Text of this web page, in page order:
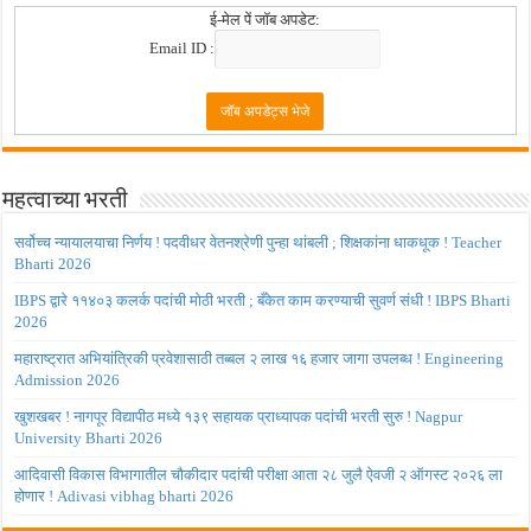
ई-मेल पें जॉब अपडेट:
Email ID :
महत्वाच्या भरती
सर्वोच्च न्यायालयाचा निर्णय ! पदवीधर वेतनश्रेणी पुन्हा थांबली ; शिक्षकांना धाकधूक ! Teacher
Bharti 2026
IBPS द्वारे ११४०३ कलर्क पदांची मोठी भरती ; बँकेत काम करण्याची सुवर्ण संधी ! IBPS Bharti
2026
महाराष्ट्रात अभियांत्रिकी प्रवेशासाठी तब्बल २ लाख १६ हजार जागा उपलब्ध ! Engineering
Admission 2026
खुशखबर ! नागपूर विद्यापीठ मध्ये १३९ सहायक प्राध्यापक पदांची भरती सुरु ! Nagpur
University Bharti 2026
आदिवासी विकास विभागातील चौकीदार पदांची परीक्षा आता २८ जुलै ऐवजी २ ऑगस्ट २०२६ ला
होणार ! Adivasi vibhag bharti 2026